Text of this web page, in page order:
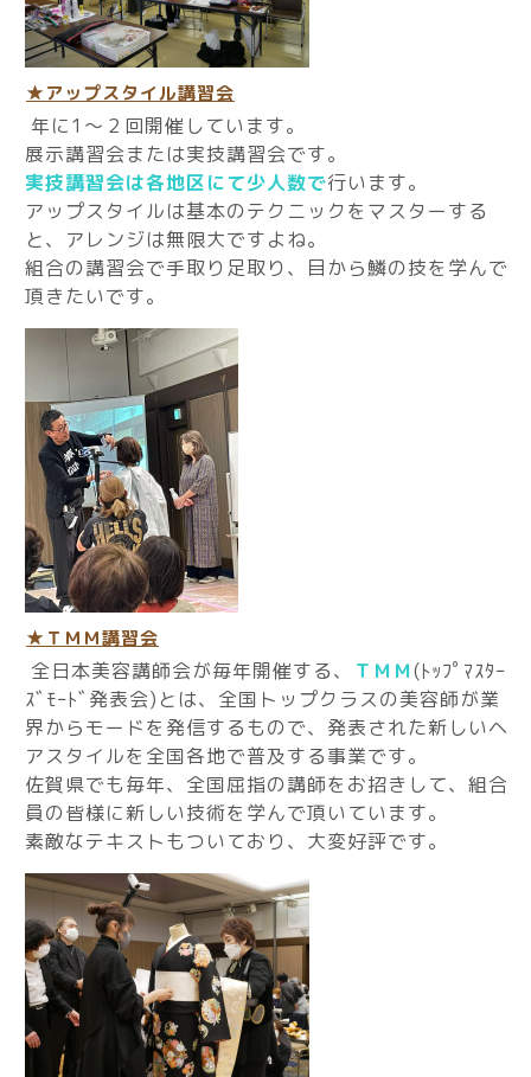
★アップスタイル講習会
年に1～２回開催しています。
展示講習会または実技講習会です。
実技講習会は各地区にて少人数で行います。
アップスタイルは基本のテクニックをマスターする
と、アレンジは無限大ですよね。
組合の講習会で手取り足取り、目から鱗の技を学んで
頂きたいです。
★ＴＭＭ講習会
全日本美容講師会が毎年開催する、 ＴＭＭ(ﾄｯﾌﾟﾏｽﾀｰ
ｽﾞﾓｰﾄﾞ発表会)とは、全国トップクラスの美容師が業
界からモードを発信するもので、発表された新しいヘ
アスタイルを全国各地で普及する事業です。
佐賀県でも毎年、全国屈指の講師をお招きして、組合
員の皆様に新しい技術を学んで頂いています。
素敵なテキストもついており、大変好評です。